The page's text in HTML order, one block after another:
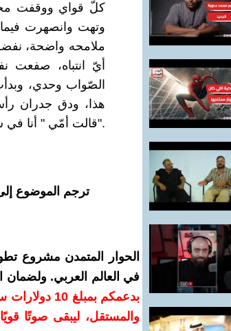
كلّ قواي ووقفت
وتهت وانصهرت فيما
ملامحه واضحة،
أيّ انتباه،
الصّواب وحدي،
هذا، ودق جدران
."قالت أمّي " أنا في
ترجم الموضوع
الحوار المتمدن مشروع
في العالم العربي. ولضمان
بدعمكم
والمستقل، ليبقى صوتًا